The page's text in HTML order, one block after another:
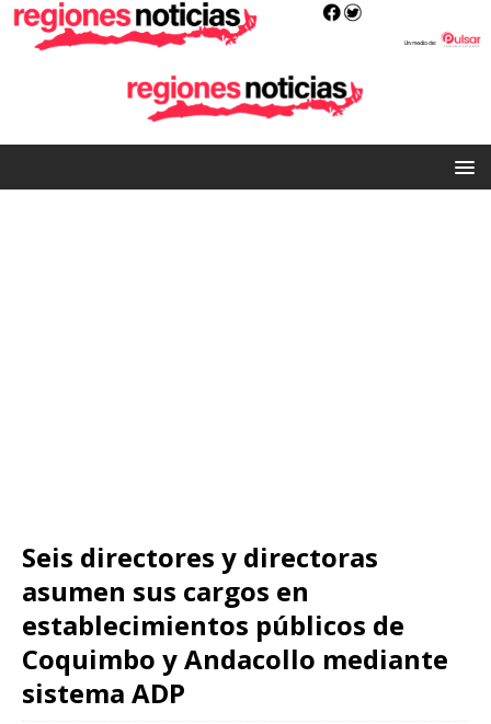
Seis directores y directoras
asumen sus cargos en
establecimientos públicos de
Coquimbo y Andacollo mediante
sistema ADP